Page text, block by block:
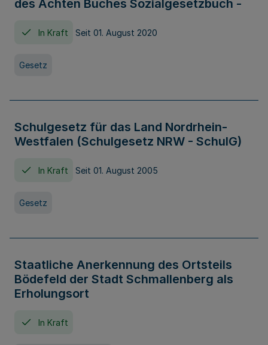
des Achten Buches Sozialgesetzbuch -
In Kraft Seit 01. August 2020
Gesetz
Schulgesetz für das Land Nordrhein-
Westfalen (Schulgesetz NRW - SchulG)
In Kraft Seit 01. August 2005
Gesetz
Staatliche Anerkennung des Ortsteils
Bödefeld der Stadt Schmallenberg als
Erholungsort
In Kraft